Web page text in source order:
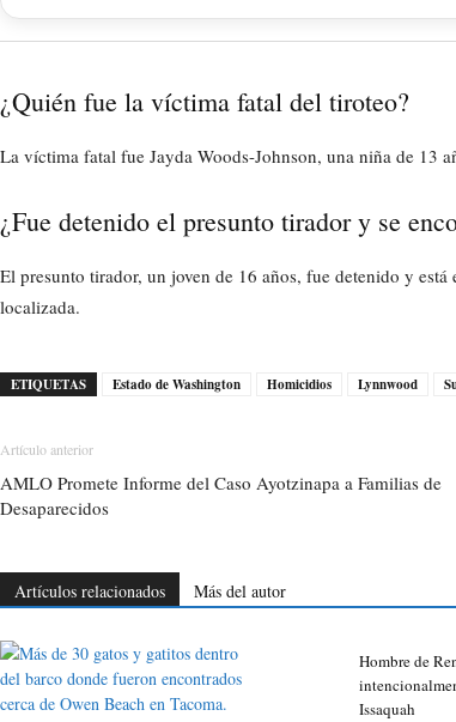
¿Quién fue la víctima fatal del tiroteo?
La víctima fatal fue Jayda Woods-Johnson, una niña de 13
¿Fue detenido el presunto tirador y se
El presunto tirador, un joven de 16 años, fue detenido y
localizada.
ETIQUETAS Estado de Washington Homicidios Lynnwood
Artículo anterior
AMLO Promete Informe del Caso Ayotzinapa a Familias de
Desaparecidos
Artículos relacionados Más del autor
Hombre de
Issaquah